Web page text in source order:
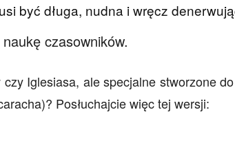
być długa, nudna i wręcz
czasowników.
Iglesiasa, ale specjalne stworzone
Posłuchajcie więc tej wersji: